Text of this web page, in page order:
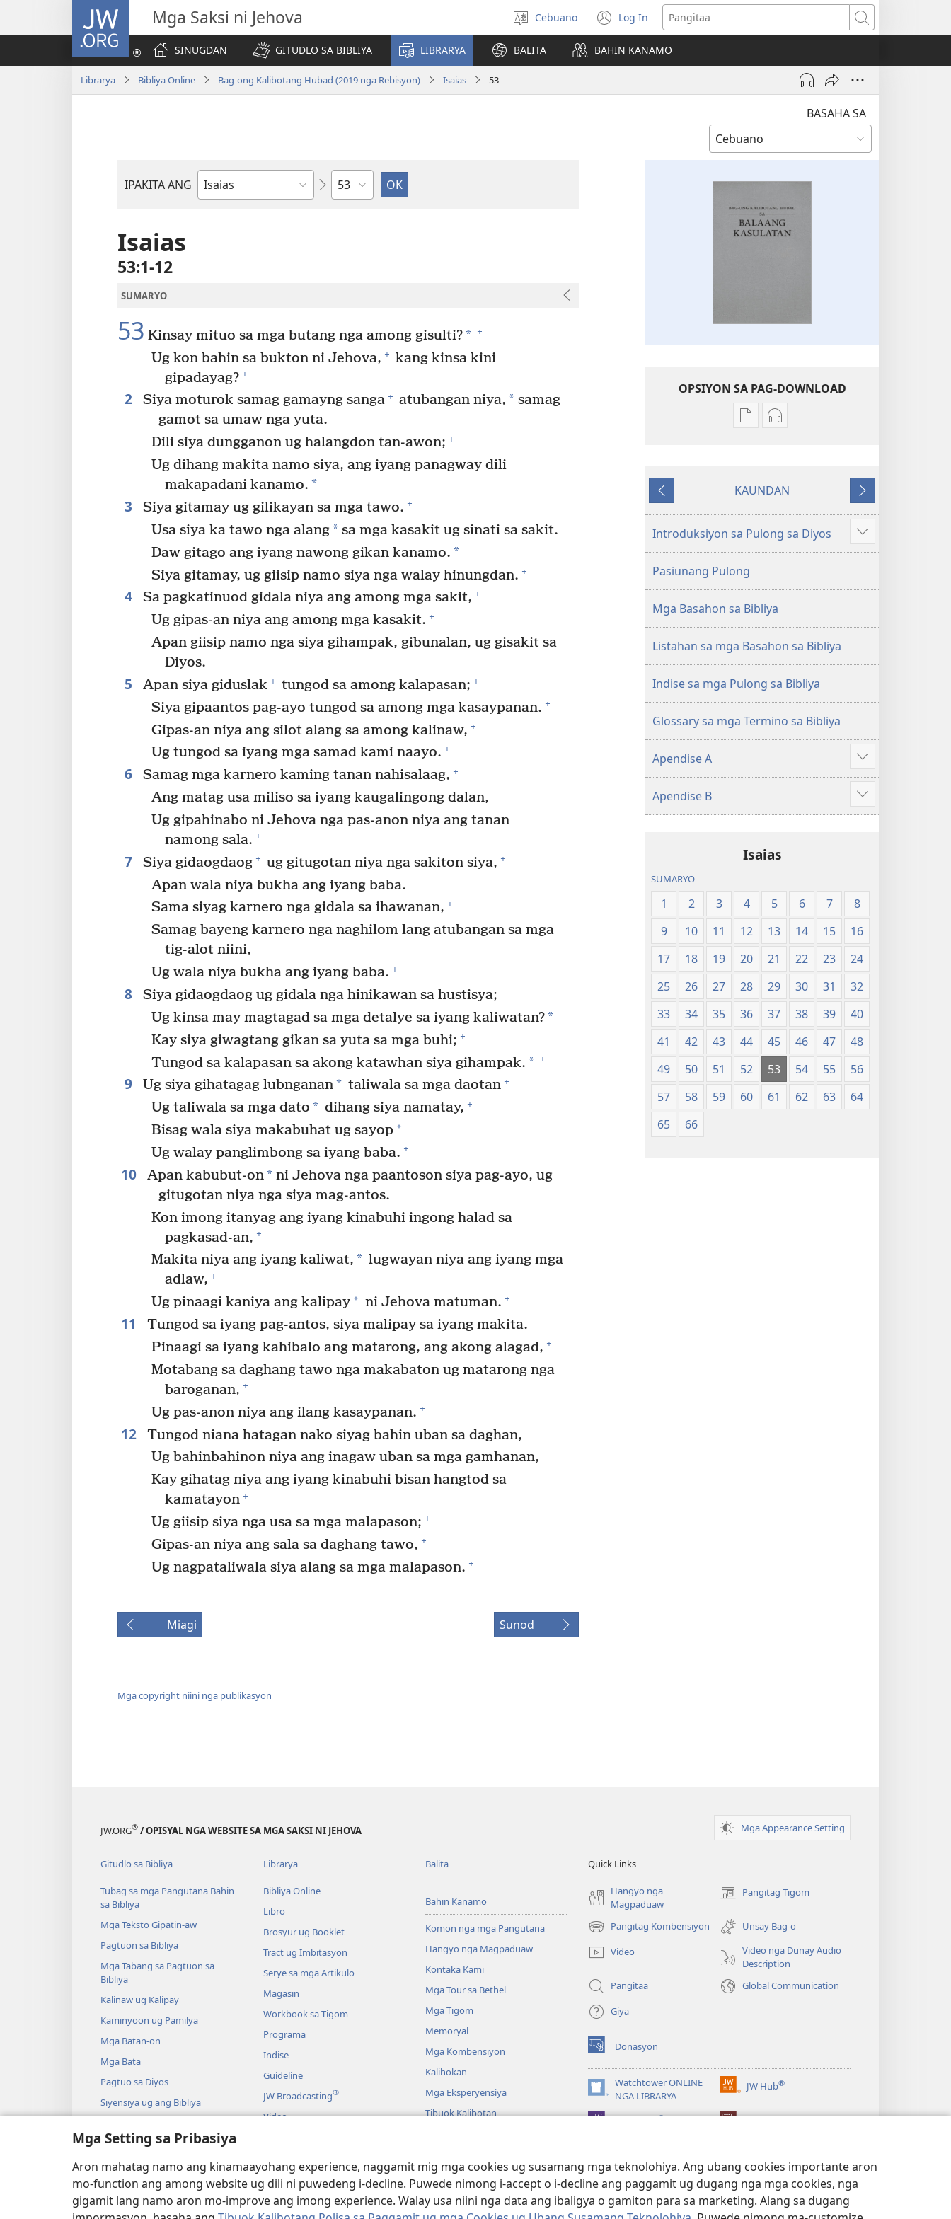
Mga Setting sa Pribasiya
Aron mahatag namo ang kinamaayohang experience, naggamit mig mga cookies ug susamang mga teknolohiya. Ang ubang cookies importante aron
mo-function ang among website ug dili ni puwedeng i-decline. Puwede nimong i-accept o i-decline ang paggamit ug dugang nga mga cookies, nga
gigamit lang namo aron mo-improve ang imong experience. Walay usa niini nga data ang ibaligya o gamiton para sa marketing. Alang sa dugang
JW.ORG Mga Saksi ni Jehova
Pagpilig
pinulongan
Cebuano Log In
(mo-
open
ug
bag-
window)
Pangitaa
SINUGDAN
GITUDLO SA BIBLIYA LIBRARYA BALITA BAHIN KANAMO
Librarya Bibliya Online Bag-ong Kalibotang Hubad (2019 nga Rebisyon) Isaias 53
BASAHA SA
IPAKITA ANG
Basahon
Kapitulo
Isaias
53:1-12
SUMARYO
53 Kinsay mituo sa mga butang nga among gisulti?* +
Ug kon bahin sa bukton ni Jehova, + kang kinsa kini
gipadayag? +
2 Siya moturok samag gamayng sanga + atubangan niya, *samag
gamot sa umaw nga yuta.
Dili siya dungganon ug halangdon tan-awon; +
Ug dihang makita namo siya, ang iyang panagway dili
makapadani kanamo. *
3 Siya gitamay ug gilikayan sa mga tawo. +
Usa siya ka tawo nga alang* sa mga kasakit ug sinati sa sakit.
Daw gitago ang iyang nawong gikan kanamo. *
Siya gitamay, ug giisip namo siya nga walay hinungdan. +
4 Sa pagkatinuod gidala niya ang among mga sakit, +
Ug gipas-an niya ang among mga kasakit. +
Apan giisip namo nga siya gihampak, gibunalan, ug gisakit sa
Diyos.
5 Apan siya giduslak + tungod sa among kalapasan; +
Siya gipaantos pag-ayo tungod sa among mga kasaypanan. +
Gipas-an niya ang silot alang sa among kalinaw, +
Ug tungod sa iyang mga samad kami naayo. +
6 Samag mga karnero kaming tanan nahisalaag, +
Ang matag usa miliso sa iyang kaugalingong dalan,
Ug gipahinabo ni Jehova nga pas-anon niya ang tanan
namong sala. +
7 Siya gidaogdaog + ug gitugotan niya nga sakiton siya, +
Apan wala niya bukha ang iyang baba.
Sama siyag karnero nga gidala sa ihawanan, +
Samag bayeng karnero nga naghilom lang atubangan sa mga
tig-alot niini,
Ug wala niya bukha ang iyang baba. +
8
Siya gidaogdaog ug gidala nga hinikawan sa hustisya;
Ug kinsa may magtagad sa mga detalye sa iyang kaliwatan?*
Kay siya giwagtang gikan sa yuta sa mga buhi; +
Tungod sa kalapasan sa akong katawhan siya gihampak. * +
9 Ug siya gihatagag lubnganan* taliwala sa mga daotan +
Ug taliwala sa mga dato * dihang siya namatay, +
Bisag wala siya makabuhat ug sayop*
Ug walay panglimbong sa iyang baba. +
10 Apan kabubut-on*ni Jehova nga paantoson siya pag-ayo, ug
gitugotan niya nga siya mag-antos.
Kon imong itanyag ang iyang kinabuhi ingong halad sa
pagkasad-an, +
Makita niya ang iyang kaliwat, * lugwayan niya ang iyang mga
adlaw, +
Ug pinaagi kaniya ang kalipay* ni Jehova matuman. +
11
Tungod sa iyang pag-antos, siya malipay sa iyang makita.
Pinaagi sa iyang kahibalo ang matarong, ang akong alagad, +
Motabang sa daghang tawo nga makabaton ug matarong nga
baroganan, +
Ug pas-anon niya ang ilang kasaypanan. +
12
Tungod niana hatagan nako siyag bahin uban sa daghan,
Ug bahinbahinon niya ang inagaw uban sa mga gamhanan,
Kay gihatag niya ang iyang kinabuhi bisan hangtod sa
kamatayon +
Ug giisip siya nga usa sa mga malapason; +
Gipas-an niya ang sala sa daghang tawo, +
Ug nagpataliwala siya alang sa mga malapason. +
Miagi Sunod
Mga copyright niini nga publikasyon
OPSIYON SA PAG-DOWNLOAD
Opsiyon
sa
Bag-
ong
Hubad
sa
Balaang
Kasulatan
(Gihubad
Gikan
sa
2013
Rebisadong
New
Translation
the
Holy
Opsiyon
sa
ong
sa
Balaang
Kasulatan
(Gihubad
Gikan
sa
Rebisadong
New
Translation
the
Holy
Miagi
KAUNDAN
Sunod
Introduksiyon sa Pulong sa Diyos
Ipakita
ang
pa
Pasiunang Pulong
Mga Basahon sa Bibliya
Listahan sa mga Basahon sa Bibliya
Indise sa mga Pulong sa Bibliya
Glossary sa mga Termino sa Bibliya
Apendise A
Ipakita
ang
uban
pa
Apendise B
Ipakita
ang
Isaias
SUMARYO
1 2 3 4 5 6 7
8
9
10 11 12 13 14 15
16
17
18 19 20 21 22 23
24
25
26 27 28 29 30 31
32
33
34 35 36 37 38 39
40
41
42 43 44 45 46 47
48
49
50 51 52 53 54 55
56
57
58 59 60 61 62 63
64
65
66
JW.ORG® / OPISYAL NGA WEBSITE SA MGA SAKSI NI JEHOVA Mga Appearance Setting
Gitudlo sa Bibliya
Tubag sa mga Pangutana Bahin
sa Bibliya
Mga Teksto Gipatin-aw
Pagtuon sa Bibliya
Mga Tabang sa Pagtuon sa
Bibliya
Kalinaw ug Kalipay
Kaminyoon ug Pamilya
Mga Batan-on
Mga Bata
Pagtuo sa Diyos
Siyensiya ug ang Bibliya
Librarya
Bibliya Online
Libro
Brosyur ug Booklet
Tract ug Imbitasyon
Serye sa mga Artikulo
Magasin
Workbook sa Tigom
Programa
Indise
Guideline
JW Broadcasting®
Video
Gidrama nga Pagbasa sa Bibliya
Balita
Bahin Kanamo
Komon nga mga Pangutana
Hangyo nga Magpaduaw
Kontaka Kami
Mga Tour sa Bethel
Mga Tigom
Memoryal
Mga Kombensiyon
Kalihokan
Mga Eksperyensiya
Tibuok Kalibotan
Quick Links
Hangyo nga
Magpaduaw
Pangitag Tigom
(mo-
ug
bag-
ong
window)
Pangitag Kombensiyon
(mo-
open
ug
ong
Unsay Bag-o
Video
Video nga Dunay Audio
Description
Pangitaa
Global Communication
Giya
Donasyon
(mo-
open
ug
bag-
window)
Watchtower ONLINE
NGA LIBRARYA
(mo-
open
window)
JW Hub®
(mo-
ug
®